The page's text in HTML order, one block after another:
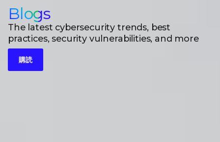
Blogs
The latest cybersecurity trends, best
practices, security vulnerabilities, and more
購読